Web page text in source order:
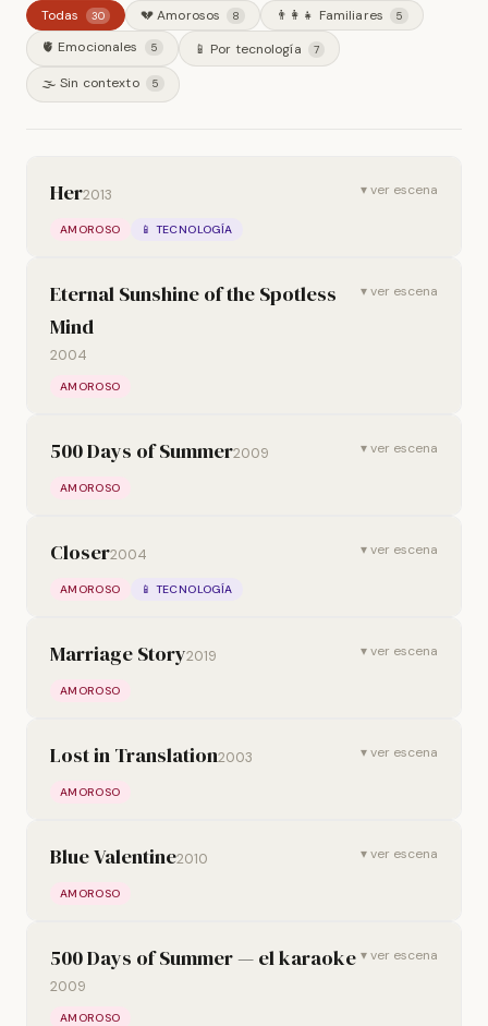
Todas 30 💔 Amorosos 8 👨‍👩‍👧 Familiares 5
🫀 Emocionales 5 📱 Por tecnología 7
🌫️ Sin contexto 5
Her2013
AMOROSO 📱 TECNOLOGÍA
▾ ver escena
Eternal Sunshine of the Spotless
Mind
2004
AMOROSO
▾ ver escena
500 Days of Summer2009
AMOROSO
▾ ver escena
Closer2004
AMOROSO 📱 TECNOLOGÍA
▾ ver escena
Marriage Story2019
AMOROSO
▾ ver escena
Lost in Translation2003
AMOROSO
▾ ver escena
Blue Valentine2010
AMOROSO
▾ ver escena
500 Days of Summer — el karaoke
2009
AMOROSO
▾ ver escena